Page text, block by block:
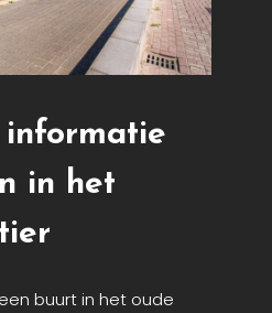
in het
buurt in het oude